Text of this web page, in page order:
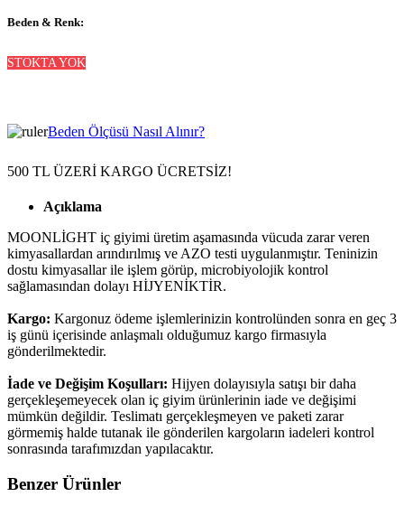
Beden & Renk:
STOKTA YOK
Beden Ölçüsü Nasıl Alınır?
500 TL ÜZERİ KARGO ÜCRETSİZ!
Açıklama
MOONLİGHT iç giyimi üretim aşamasında vücuda zarar veren
kimyasallardan arındırılmış ve AZO testi uygulanmıştır. Teninizin
dostu kimyasallar ile işlem görüp, microbiyolojik kontrol
sağlamasından dolayı HİJYENİKTİR.
Kargo: Kargonuz ödeme işlemlerinizin kontrolünden sonra en geç 3
iş günü içerisinde anlaşmalı olduğumuz kargo firmasıyla
gönderilmektedir.
İade ve Değişim Koşulları: Hijyen dolayısıyla satışı bir daha
gerçekleşemeyecek olan iç giyim ürünlerinin iade ve değişimi
mümkün değildir. Teslimatı gerçekleşmeyen ve paketi zarar
görmemiş halde tutanak ile gönderilen kargoların iadeleri kontrol
sonrasında tarafımızdan yapılacaktır.
Benzer Ürünler